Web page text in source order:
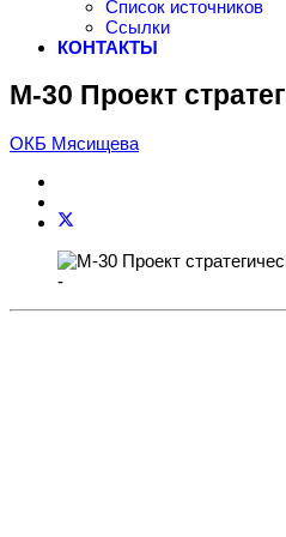
Список источников
Ссылки
КОНТАКТЫ
М-30 Проект
ОКБ Мясищева
-